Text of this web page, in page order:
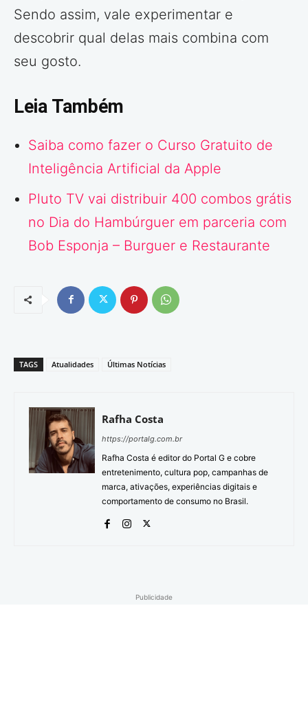
Sendo assim, vale experimentar e
descobrir qual delas mais combina com
seu gosto.
Leia Também
Saiba como fazer o Curso Gratuito de
Inteligência Artificial da Apple
Pluto TV vai distribuir 400 combos grátis
no Dia do Hambúrguer em parceria com
Bob Esponja – Burguer e Restaurante
TAGS Atualidades Últimas Notícias
Rafha Costa
https://portalg.com.br
Rafha Costa é editor do Portal G e cobre
entretenimento, cultura pop, campanhas de
marca, ativações, experiências digitais e
comportamento de consumo no Brasil.
Publicidade